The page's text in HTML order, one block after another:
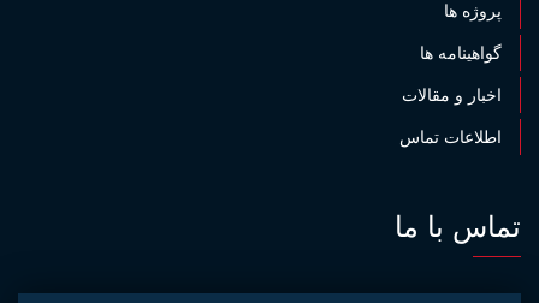
پروژه ها
گواهینامه ها
اخبار و مقالات
اطلاعات تماس
تماس با ما